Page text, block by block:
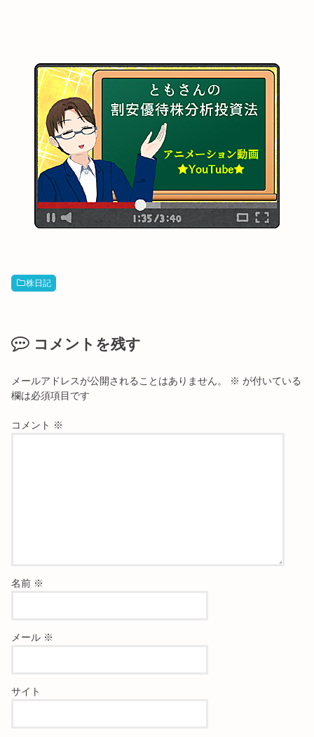
株日記
コメントを残す
メールアドレスが公開されることはありません。 ※ が付いている
欄は必須項目です
コメント ※
名前 ※
メール ※
サイト